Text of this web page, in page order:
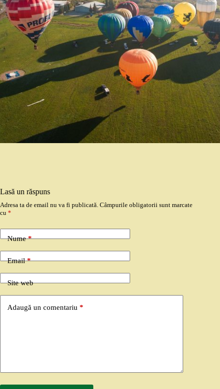
Lasă un răspuns
Adresa ta de email nu va fi publicată. Câmpurile obligatorii sunt marcate
cu *
Nume*
Email*
Site web
Adaugă un comentariu *